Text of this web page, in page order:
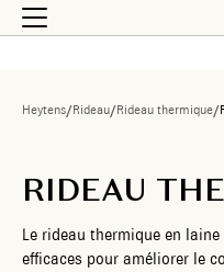
Heytens/Rideau/Rideau thermique/
RIDEAU
Le rideau thermique en
efficaces pour améliorer le